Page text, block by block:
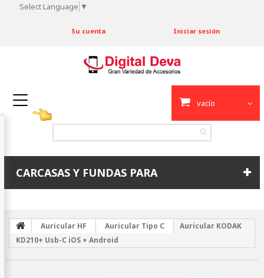
Select Language ▼
Iniciar sesión
Su cuenta
vacío
CARCASAS Y FUNDAS PARA
Auricular HF Auricular Tipo C
Auricular KODAK
KD210+ Usb-C iOS + Android